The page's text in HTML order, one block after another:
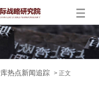
热点新闻追踪 > 正文